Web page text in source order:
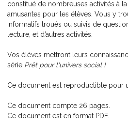
constitué de nombreuses activités à
amusantes pour les élèves. Vous y
informatifs troués ou suivis de
lecture, et d’autres activités.
Vos élèves mettront leurs
série Prêt pour l'univers social !
Ce document est reproductible pour
Ce document compte 26 pages.
Ce document est en format PDF.